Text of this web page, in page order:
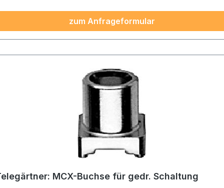
zum Anfrageformular
MCX-Buchse für gedr. Schaltung